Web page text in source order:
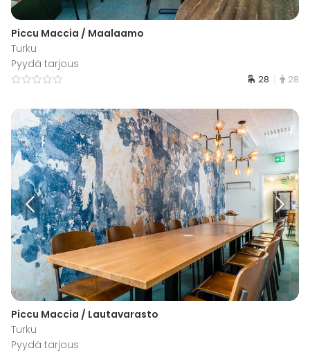
Piccu Maccia / Maalaamo
Turku
Pyydä tarjous
28 28
Piccu Maccia / Lautavarasto
Turku
Pyydä tarjous